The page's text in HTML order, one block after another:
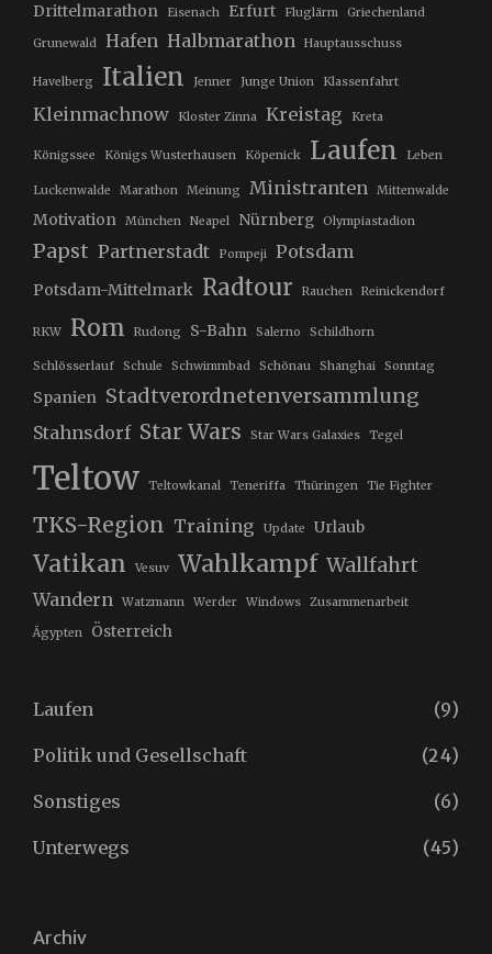
Drittelmarathon Eisenach Erfurt Fluglärm Griechenland
Grunewald Hafen Halbmarathon Hauptausschuss
Havelberg Italien Jenner Junge Union Klassenfahrt
Kleinmachnow Kloster Zinna Kreistag Kreta
Königssee Königs Wusterhausen Köpenick Laufen Leben
Luckenwalde Marathon Meinung Ministranten Mittenwalde
Motivation München Neapel Nürnberg Olympiastadion
Papst Partnerstadt Pompeji Potsdam
Potsdam-Mittelmark Radtour Rauchen Reinickendorf
RKW Rom Rudong S-Bahn Salerno Schildhorn
Schlösserlauf Schule Schwimmbad Schönau Shanghai Sonntag
Spanien Stadtverordnetenversammlung
Stahnsdorf Star Wars Star Wars Galaxies Tegel
Teltow Teltowkanal Teneriffa Thüringen Tie Fighter
TKS-Region Training Update Urlaub
Vatikan Vesuv Wahlkampf Wallfahrt
Wandern Watzmann Werder Windows Zusammenarbeit
Ägypten Österreich
Laufen (9)
Politik und Gesellschaft (24)
Sonstiges (6)
Unterwegs (45)
Archiv